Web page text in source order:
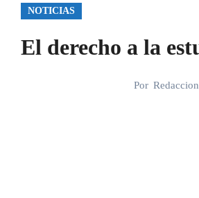
NOTICIAS
El derecho a la
Por Redaccion